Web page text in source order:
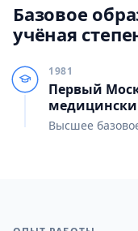
Базовое
учёная
1981
Первый
Высшее